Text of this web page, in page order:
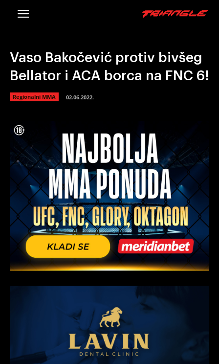
Vaso Bakočević protiv bivšeg
Bellator i ACA borca na FNC 6!
Regionalni MMA 02.06.2022.